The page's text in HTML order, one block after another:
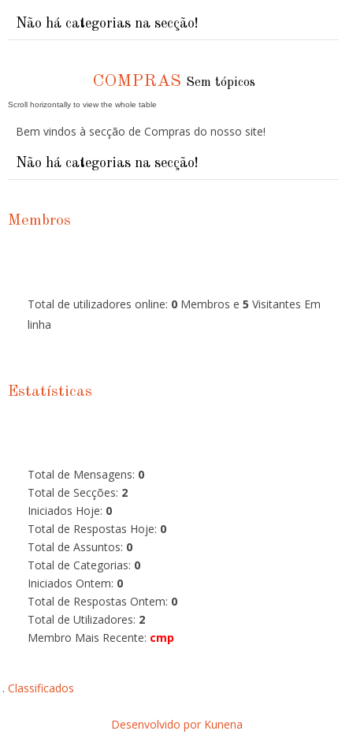
Não há categorias na secção!
COMPRAS Sem tópicos
Bem vindos à secção de Compras do nosso site!
Não há categorias na secção!
Membros
Total de utilizadores online: 0 Membros e 5 Visitantes Em
linha
Estatísticas
Total de Mensagens: 0
Total de Secções: 2
Iniciados Hoje: 0
Total de Respostas Hoje: 0
Total de Assuntos: 0
Total de Categorias: 0
Iniciados Ontem: 0
Total de Respostas Ontem: 0
Total de Utilizadores: 2
Membro Mais Recente: cmp
Classificados
Desenvolvido por Kunena